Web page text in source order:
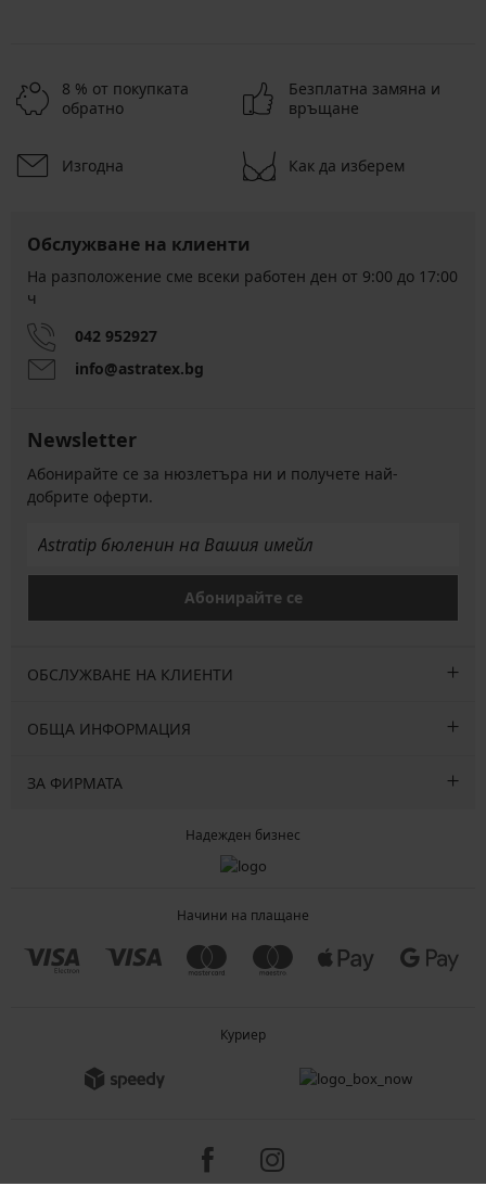
8 % от покупката
обратно
Безплатна замяна и
връщане
Изгодна Как да изберем
Обслужване на клиенти
На разположение сме всеки работен ден от 9:00 до 17:00
ч
042 952927
info@astratex.bg
Newsletter
Абонирайте се за нюзлетъра ни и получете най-
добрите оферти.
Абонирайте се
ОБСЛУЖВАНЕ НА КЛИЕНТИ
ОБЩА ИНФОРМАЦИЯ
ЗА ФИРМАТА
Надежден бизнес
Начини на плащане
Куриер